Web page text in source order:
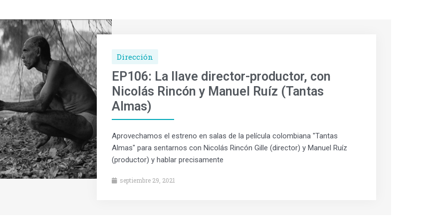
Dirección
EP106: La llave director-productor, con
Nicolás Rincón y Manuel Ruíz (Tantas
Almas)
Aprovechamos el estreno en salas de la película colombiana "Tantas
Almas" para sentarnos con Nicolás Rincón Gille (director) y Manuel Ruíz
(productor) y hablar precisamente
septiembre 29, 2021